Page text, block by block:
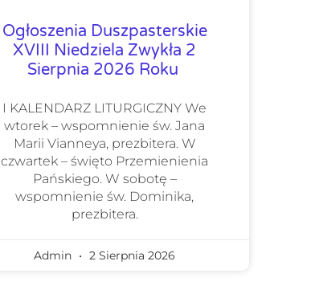
Ogłoszenia Duszpasterskie
XVIII Niedziela Zwykła 2
Sierpnia 2026 Roku
I KALENDARZ LITURGICZNY We
wtorek – wspomnienie św. Jana
Marii Vianneya, prezbitera. W
czwartek – święto Przemienienia
Pańskiego. W sobotę –
wspomnienie św. Dominika,
prezbitera.
Admin 2 Sierpnia 2026